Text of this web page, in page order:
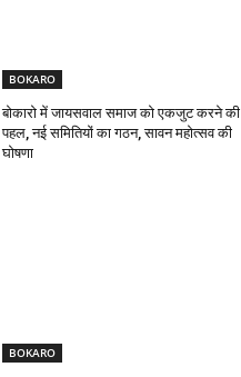
BOKARO
बोकारो में जायसवाल समाज को एकजुट करने की
पहल, नई समितियों का गठन, सावन महोत्सव की
घोषणा
BOKARO